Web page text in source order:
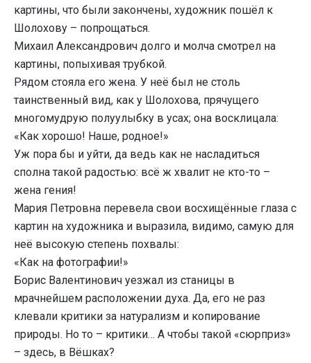
картины, что были закончены, художник пошёл к
Шолохову – попрощаться.
Михаил Александрович долго и молча смотрел на
картины, попыхивая трубкой.
Рядом стояла его жена. У неё был не столь
таинственный вид, как у Шолохова, прячущего
многомудрую полуулыбку в усах; она восклицала:
«Как хорошо! Наше, родное!»
Уж пора бы и уйти, да ведь как не насладиться
сполна такой радостью: всё ж хвалит не кто-то –
жена гения!
Мария Петровна перевела свои восхищённые глаза с
картин на художника и выразила, видимо, самую для
неё высокую степень похвалы:
«Как на фотографии!»
Борис Валентинович уезжал из станицы в
мрачнейшем расположении духа. Да, его не раз
клевали критики за натурализм и копирование
природы. Но то – критики… А чтобы такой «сюрприз»
– здесь, в Вёшках?